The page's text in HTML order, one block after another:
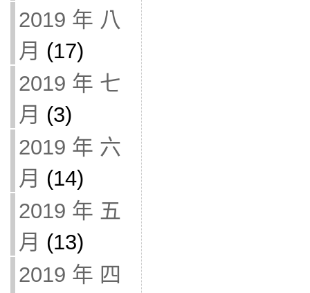
2019 年 八
月 (17)
2019 年 七
月 (3)
2019 年 六
月 (14)
2019 年 五
月 (13)
2019 年 四